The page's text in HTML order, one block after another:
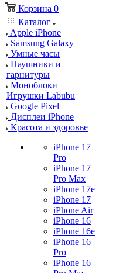
Корзина 0
Каталог
Apple iPhone
Samsung Galaxy
Умные часы
Наушники и
гарнитуры
Моноблоки
Игрушки Labubu
Google Pixel
Дисплеи iPhone
Красота и здоровье
iPhone 17
Pro
iPhone 17
Pro Max
iPhone 17e
iPhone 17
iPhone Air
iPhone 16
iPhone 16e
iPhone 16
Pro
iPhone 16